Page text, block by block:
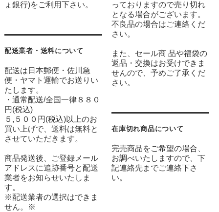
ょ銀行)をご利用下さい。
配送業者・送料について
配送は日本郵便・佐川急
便・ヤマト運輸でお送りい
たします。
・通常配送/全国一律８８０
円(税込)
５,５００円(税込)以上のお
買い上げで、送料は無料と
させていただきます。
商品発送後、ご登録メール
アドレスに追跡番号と配送
業者をお知らせいたしま
す。
※配送業者の選択はできま
せん。※
っておりますので売り切れ
となる場合がございます。
不良品の場合はご連絡くだ
さい。
また、セール商 品や福袋の
返品・交換はお受けできま
せんので、予めご了承くだ
さい。
在庫切れ商品について
完売商品をご希望の場合、
お調べいたしますので、下
記連絡先までご連絡下さ
い。